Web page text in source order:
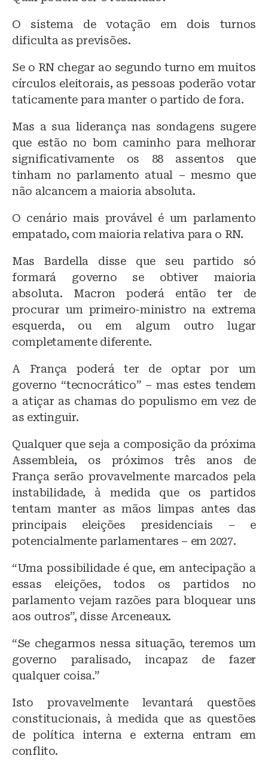
O sistema de votação em dois turnos
dificulta as previsões.
Se o RN chegar ao segundo turno em muitos
círculos eleitorais, as pessoas poderão votar
taticamente para manter o partido de fora.
Mas a sua liderança nas sondagens sugere
que estão no bom caminho para melhorar
significativamente os 88 assentos que
tinham no parlamento atual – mesmo que
não alcancem a maioria absoluta.
O cenário mais provável é um parlamento
empatado, com maioria relativa para o RN.
Mas Bardella disse que seu partido só
formará governo se obtiver maioria
absoluta. Macron poderá então ter de
procurar um primeiro-ministro na extrema
esquerda, ou em algum outro lugar
completamente diferente.
A França poderá ter de optar por um
governo “tecnocrático” – mas estes tendem
a atiçar as chamas do populismo em vez de
as extinguir.
Qualquer que seja a composição da próxima
Assembleia, os próximos três anos de
França serão provavelmente marcados pela
instabilidade, à medida que os partidos
tentam manter as mãos limpas antes das
principais eleições presidenciais – e
potencialmente parlamentares – em 2027.
“Uma possibilidade é que, em antecipação a
essas eleições, todos os partidos no
parlamento vejam razões para bloquear uns
aos outros”, disse Arceneaux.
“Se chegarmos nessa situação, teremos um
governo paralisado, incapaz de fazer
qualquer coisa.”
Isto provavelmente levantará questões
constitucionais, à medida que as questões
de política interna e externa entram em
conflito.